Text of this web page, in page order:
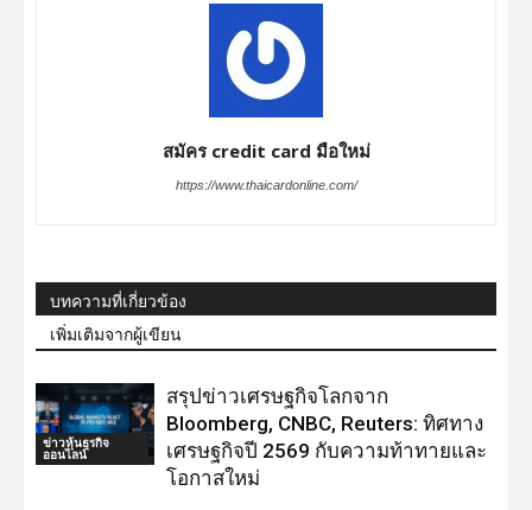
สมัคร credit card มือใหม่
https://www.thaicardonline.com/
บทความที่เกี่ยวข้อง
เพิ่มเติมจากผู้เขียน
ข่าวหุ้นธุรกิจ
ออนไลน์
สรุปข่าวเศรษฐกิจโลกจาก
Bloomberg, CNBC, Reuters: ทิศทาง
เศรษฐกิจปี 2569 กับความท้าทายและ
โอกาสใหม่